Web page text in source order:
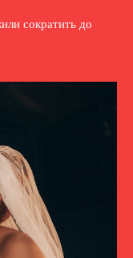
сократить до